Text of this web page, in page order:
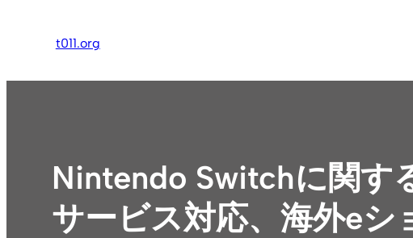
ス
t011.org
Nintendo Switchに関す
サービス対応、海外e